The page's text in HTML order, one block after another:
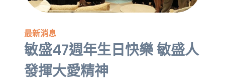
最新消息
敏盛47週年生日快樂 敏盛人
發揮大愛精神